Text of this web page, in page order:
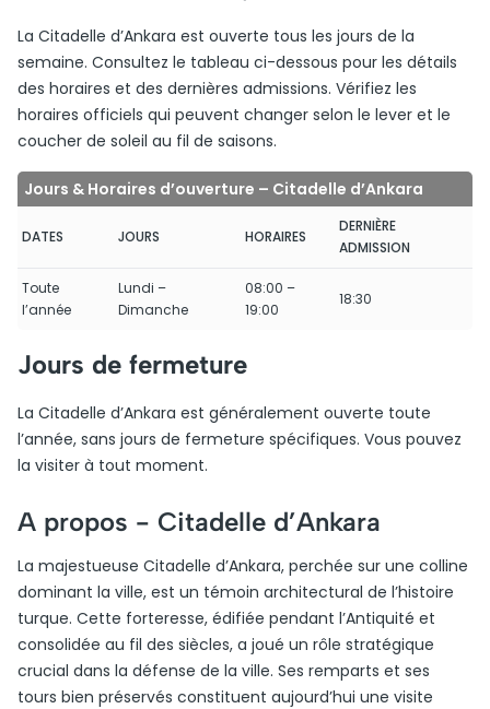
La Citadelle d’Ankara est ouverte tous les jours de la
semaine. Consultez le tableau ci-dessous pour les détails
des horaires et des dernières admissions. Vérifiez les
horaires officiels qui peuvent changer selon le lever et le
coucher de soleil au fil de saisons.
Jours & Horaires d’ouverture – Citadelle d’Ankara
DATES JOURS HORAIRES
DERNIÈRE
ADMISSION
Toute
l’année
Lundi –
Dimanche
08:00 –
19:00
18:30
Jours de fermeture
La Citadelle d’Ankara est généralement ouverte toute
l’année, sans jours de fermeture spécifiques. Vous pouvez
la visiter à tout moment.
A propos - Citadelle d’Ankara
La majestueuse Citadelle d’Ankara, perchée sur une colline
dominant la ville, est un témoin architectural de l’histoire
turque. Cette forteresse, édifiée pendant l’Antiquité et
consolidée au fil des siècles, a joué un rôle stratégique
crucial dans la défense de la ville. Ses remparts et ses
tours bien préservés constituent aujourd’hui une visite